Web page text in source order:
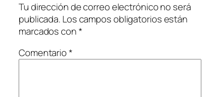
Tu dirección de correo electrónico no será
publicada. Los campos obligatorios están
marcados con*
Comentario*